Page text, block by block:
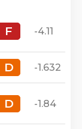
F
F -4.11
D
D -1.632
D
D -1.84